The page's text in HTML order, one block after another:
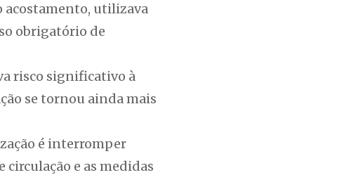
acostamento, utilizava
obrigatório de
risco significativo à
se tornou ainda mais
é interromper
e as medidas